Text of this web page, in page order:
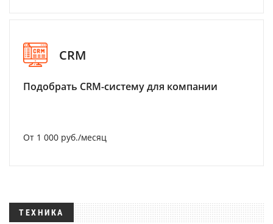
CRM
Подобрать CRM-систему для компании
От 1 000 руб./месяц
ТЕХНИКА